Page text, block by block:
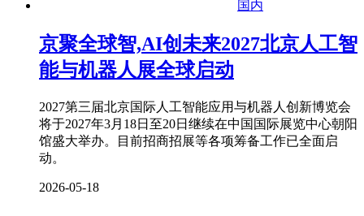
国内
京聚全球智,AI创未来2027北京人工智
能与机器人展全球启动
2027第三届北京国际人工智能应用与机器人创新博览会
将于2027年3月18日至20日继续在中国国际展览中心朝阳
馆盛大举办。目前招商招展等各项筹备工作已全面启
动。
2026-05-18